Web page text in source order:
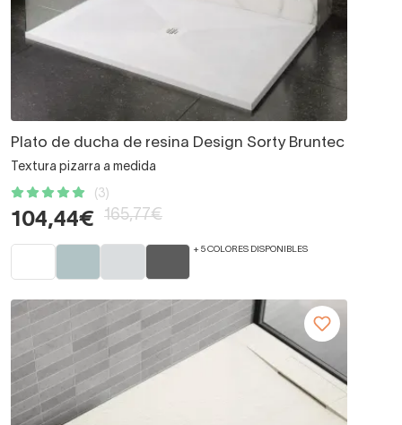
Plato de ducha de resina Design Sorty Bruntec
Textura pizarra a medida
(3)
104,44€ 165,77€
+ 5 COLORES DISPONIBLES